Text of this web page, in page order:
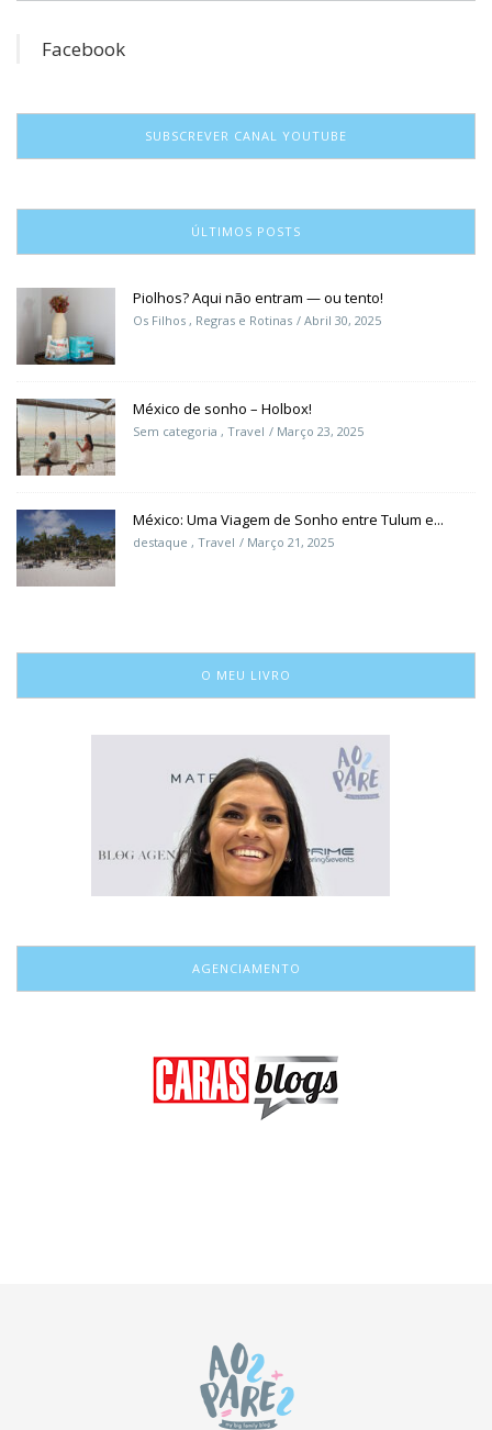
Facebook
SUBSCREVER CANAL YOUTUBE
ÚLTIMOS POSTS
Piolhos? Aqui não entram — ou tento!
Os Filhos , Regras e Rotinas Abril 30, 2025
México de sonho – Holbox!
Sem categoria , Travel Março 23, 2025
México: Uma Viagem de Sonho entre Tulum e...
destaque , Travel Março 21, 2025
O MEU LIVRO
AGENCIAMENTO